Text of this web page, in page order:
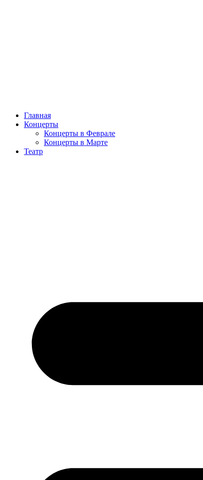
Главная
Концерты
Концерты в Феврале
Концерты в Марте
Театр